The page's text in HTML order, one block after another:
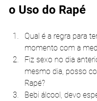
o Uso do Rapé
Qual é a regra para
momento com a
Fiz sexo no dia
mesmo dia, posso
Rapé?
Bebi álcool, devo